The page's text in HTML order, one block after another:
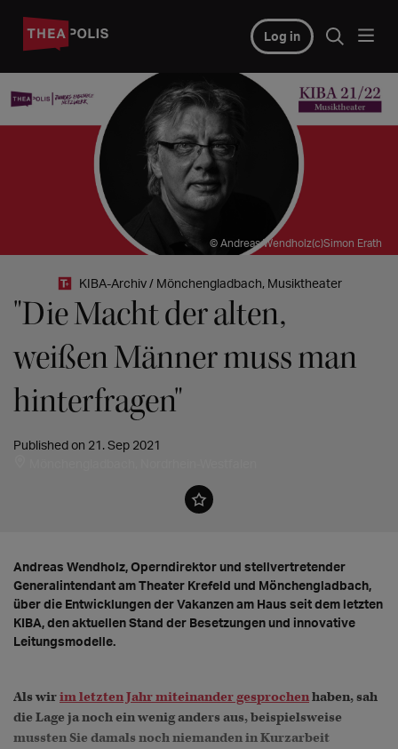
Log in
© Andreas Wendholz(c)Simon Erath
KIBA-Archiv / Mönchengladbach, Musiktheater
"Die Macht der alten,
weißen Männer muss man
hinterfragen"
Published on 21. Sep 2021
Andreas Wendholz, Operndirektor und stellvertretender
Generalintendant am Theater Krefeld und Mönchengladbach,
über die Entwicklungen der Vakanzen am Haus seit dem letzten
KIBA, den aktuellen Stand der Besetzungen und innovative
Leitungsmodelle.
Als wirim letzten Jahr miteinander gesprochenhaben, sah
die Lage ja noch ein wenig anders aus, beispielsweise
mussten Sie damals noch niemanden in Kurzarbeit